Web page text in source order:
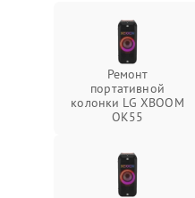
Ремонт
портативной
колонки LG XBOOM
OK55